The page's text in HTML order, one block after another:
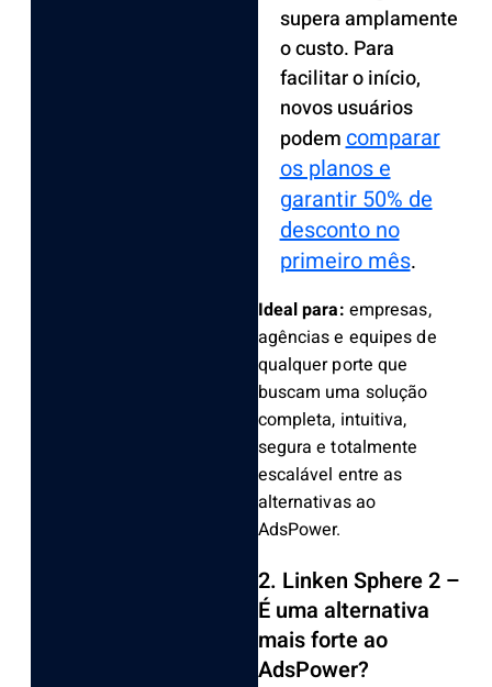
supera amplamente
o custo. Para
facilitar o início,
novos usuários
podemcomparar
os planos e
garantir 50% de
desconto no
primeiro mês.
Ideal para: empresas,
agências e equipes de
qualquer porte que
buscam uma solução
completa, intuitiva,
segura e totalmente
escalável entre as
alternativas ao
AdsPower.
2. Linken Sphere2 –
É uma alternativa
mais forte ao
AdsPower?